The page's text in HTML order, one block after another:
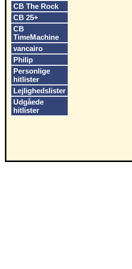
CB The Rock
CB 25+
CB
TimeMachine
vancairo
Philip
Personlige
hitlister
Lejlighedslister
Udgåede
hitlister